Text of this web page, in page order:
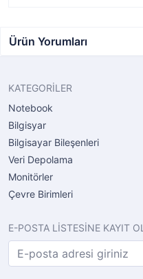
Ürün Yorumları
KATEGORİLER
Notebook
Bilgisyar
Bilgisayar Bileşenleri
Veri Depolama
Monitörler
Çevre Birimleri
E-POSTA LİSTESİNE KAYIT OL